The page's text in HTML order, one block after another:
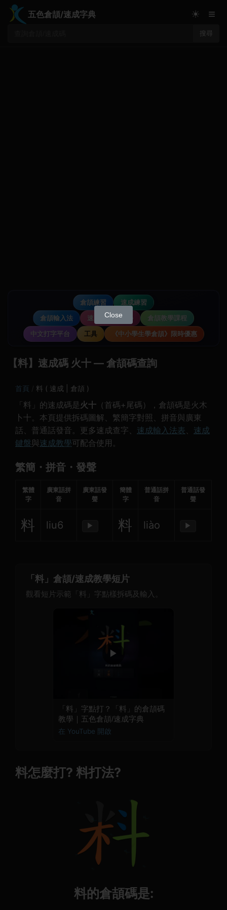
五色倉頡/速成字典
搜尋
☀ ≡
倉頡練習
速成練習
倉頡輸入法
速成輸入法教學
倉頡教學課程
中文打字平台
工具 《中小學生學倉頡》限時優惠
【料】速成碼 火十 — 倉頡碼查詢
首頁 料 ( 速成 | 倉頡 )
「料」的速成碼是 火十 （首碼+尾碼），倉頡碼是火木
卜十。本頁提供拆碼圖解、繁簡字對照、拼音與廣東
話、普通話發音。更多速成查字、 速成輸入法表、 速成
鍵盤與速成教學可配合使用。
繁簡・拼音・發聲
繁體
字
廣東話拼
音
廣東話發
聲
簡體
字
普通話拼
音
普通話發
聲
料 liu6 ▶ 料 liào ▶
「料」倉頡/速成教學短片
觀看短片示範「料」字點樣拆碼及輸入。
▶
「料」字點打？「料」的倉頡碼
教學｜五色倉頡/速成字典
在 YouTube 開啟
料怎麼打? 料打法?
料的倉頡碼是:
Close